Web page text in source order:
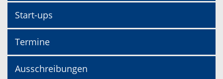
Start-ups
Termine
Ausschreibungen